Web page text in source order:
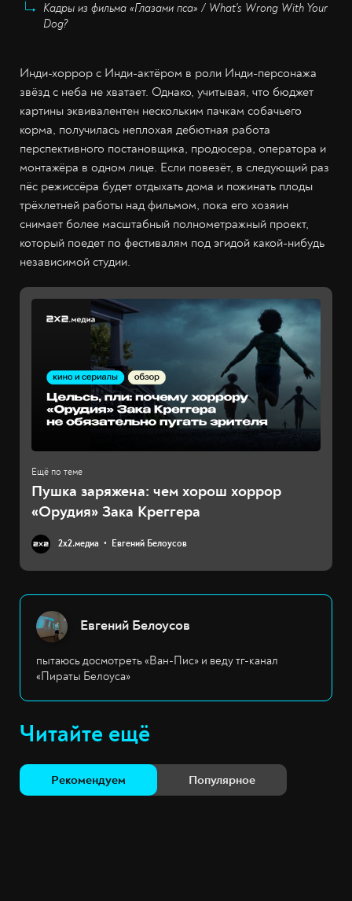
Кадры из фильма «Глазами пса» / What's Wrong With Your
Dog?
Инди-хоррор с Инди-актёром в роли Инди-персонажа
звёзд с неба не хватает. Однако, учитывая, что бюджет
картины эквивалентен нескольким пачкам собачьего
корма, получилась неплохая дебютная работа
перспективного постановщика, продюсера, оператора и
монтажёра в одном лице. Если повезёт, в следующий раз
пёс режиссёра будет отдыхать дома и пожинать плоды
трёхлетней работы над фильмом, пока его хозяин
снимает более масштабный полнометражный проект,
который поедет по фестивалям под эгидой какой-нибудь
независимой студии.
Пушка заряжена: чем хорош хоррор
«Орудия» Зака Креггера
2х2.медиа Евгений Белоусов
Евгений Белоусов
пытаюсь досмотреть «Ван-Пис» и веду тг-канал
«Пираты Белоуса»
Читайте ещё
Рекомендуем Популярное